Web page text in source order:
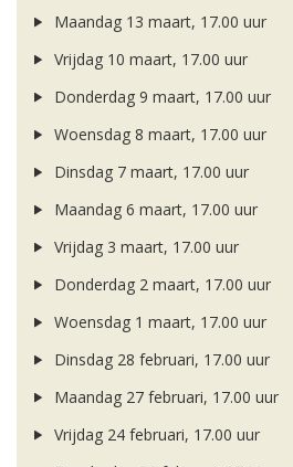
Maandag 13 maart, 17.00 uur
Vrijdag 10 maart, 17.00 uur
Donderdag 9 maart, 17.00 uur
Woensdag 8 maart, 17.00 uur
Dinsdag 7 maart, 17.00 uur
Maandag 6 maart, 17.00 uur
Vrijdag 3 maart, 17.00 uur
Donderdag 2 maart, 17.00 uur
Woensdag 1 maart, 17.00 uur
Dinsdag 28 februari, 17.00 uur
Maandag 27 februari, 17.00 uur
Vrijdag 24 februari, 17.00 uur